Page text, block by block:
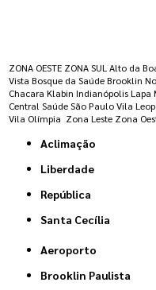
ZONA OESTE ZONA SUL Alto da
Vista Bosque da Saúde Brooklin
Chacara Klabin Indianópolis Lapa
Central Saúde São Paulo Vila
Vila Olímpia Zona Leste Zona
Aclimação
Liberdade
República
Santa Cecília
Aeroporto
Brooklin Paulista